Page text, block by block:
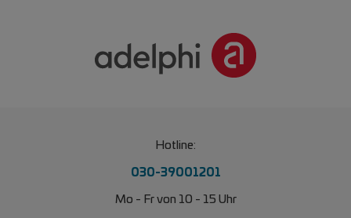
Hotline:
030-39001201
Mo - Fr von 10 - 15 Uhr